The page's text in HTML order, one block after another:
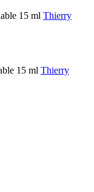
Thierry
Thierry